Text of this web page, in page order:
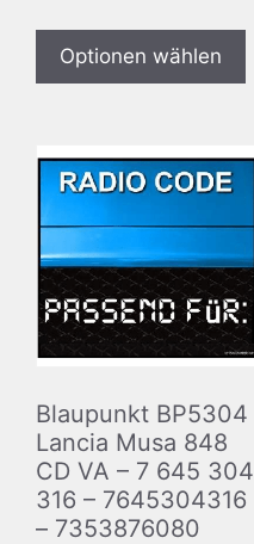
Optionen wählen
Blaupunkt BP5304
Lancia Musa 848
CD VA – 7 645 304
316 – 7645304316
– 7353876080